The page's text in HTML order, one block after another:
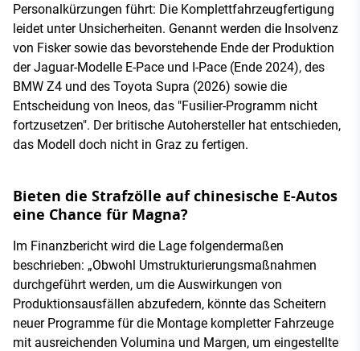
Personalkürzungen führt: Die Komplettfahrzeugfertigung
leidet unter Unsicherheiten. Genannt werden die Insolvenz
von Fisker sowie das bevorstehende Ende der Produktion
der Jaguar-Modelle E-Pace und I-Pace (Ende 2024), des
BMW Z4 und des Toyota Supra (2026) sowie die
Entscheidung von Ineos, das "Fusilier-Programm nicht
fortzusetzen". Der britische Autohersteller hat entschieden,
das Modell doch nicht in Graz zu fertigen.
Bieten die Strafzölle auf chinesische E-Autos
eine Chance für Magna?
Im Finanzbericht wird die Lage folgendermaßen
beschrieben: „Obwohl Umstrukturierungsmaßnahmen
durchgeführt werden, um die Auswirkungen von
Produktionsausfällen abzufedern, könnte das Scheitern
neuer Programme für die Montage kompletter Fahrzeuge
mit ausreichenden Volumina und Margen, um eingestellte